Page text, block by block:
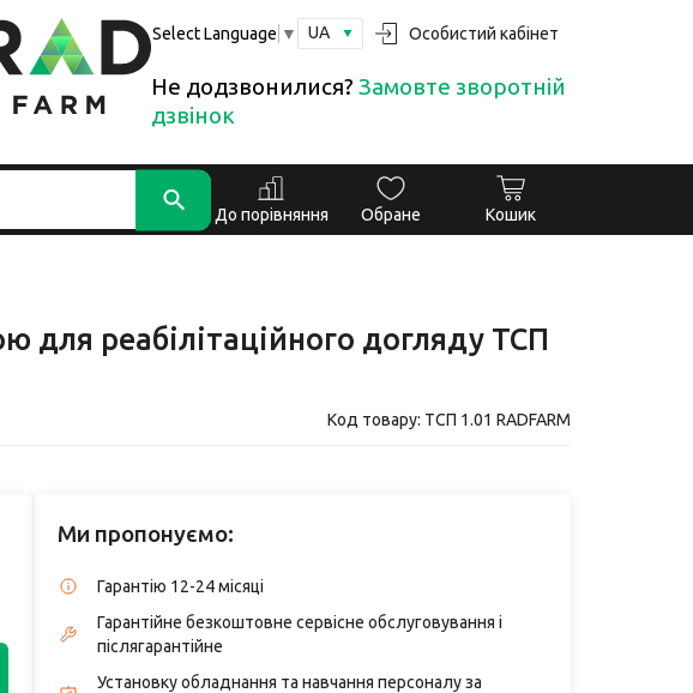
Select Language ▼ UA Особистий кабінет
Не додзвонилися? Замовте зворотній
дзвінок
До порівняння
Обране Кошик
для реабілітаційного догляду ТСП
Код товару: ТСП 1.01 RADFARM
Ми пропонуємо:
Гарантію 12-24 місяці
Гарантійне безкоштовне сервісне обслуговування і
післягарантійне
Установку обладнання та навчання персоналу за